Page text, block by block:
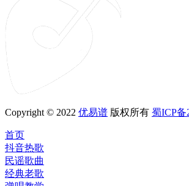
Copyright © 2022 优易谱 版权所有 蜀ICP备
首页
抖音热歌
民谣歌曲
经典老歌